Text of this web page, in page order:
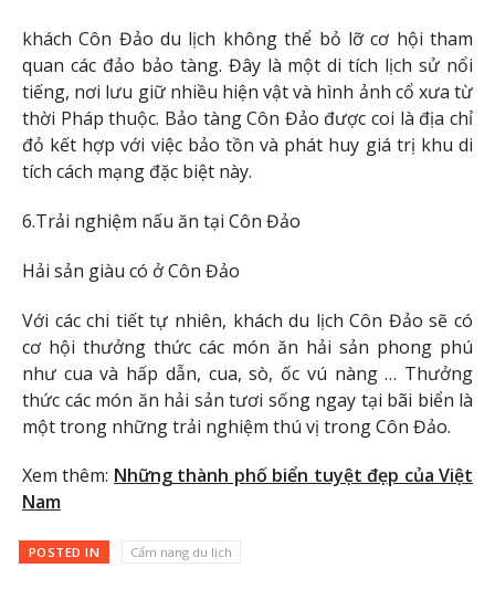
khách Côn Đảo du lịch không thể bỏ lỡ cơ hội tham
quan các đảo bảo tàng. Đây là một di tích lịch sử nổi
tiếng, nơi lưu giữ nhiều hiện vật và hình ảnh cổ xưa từ
thời Pháp thuộc. Bảo tàng Côn Đảo được coi là địa chỉ
đỏ kết hợp với việc bảo tồn và phát huy giá trị khu di
tích cách mạng đặc biệt này.
6.Trải nghiệm nấu ăn tại Côn Đảo
Hải sản giàu có ở Côn Đảo
Với các chi tiết tự nhiên, khách du lịch Côn Đảo sẽ có
cơ hội thưởng thức các món ăn hải sản phong phú
như cua và hấp dẫn, cua, sò, ốc vú nàng … Thưởng
thức các món ăn hải sản tươi sống ngay tại bãi biển là
một trong những trải nghiệm thú vị trong Côn Đảo.
Xem thêm: Những thành phố biển tuyệt đẹp của Việt
Nam
POSTED IN Cẩm nang du lịch